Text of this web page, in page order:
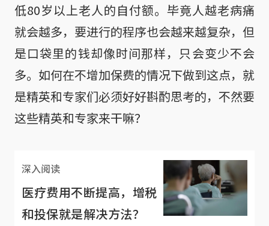
低80岁以上老人的自付额。毕竟人越老病痛
就会越多，要进行的程序也会越来越复杂，但
是口袋里的钱却像时间那样，只会变少不会
多。如何在不增加保费的情况下做到这点，就
是精英和专家们必须好好斟酌思考的，不然要
这些精英和专家来干嘛？
深入阅读
医疗费用不断提高，增税
和投保就是解决方法？